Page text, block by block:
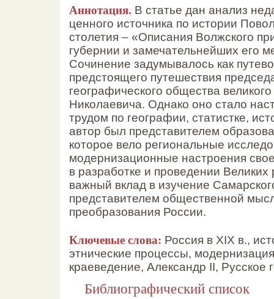
Аннотация. В статье дан анализ
ценного источника по истории
столетия – «Описания Волжского
губернии и замечательнейших его
Сочинение задумывалось как
предстоящего путешествия
географического общества
Николаевича. Однако оно стало
трудом по географии, статистке,
автор был представителем
которое вело региональные
модернизационные настроения
в разработке и проведении
важный вклад в изучение
представителем общественной
преобразования России.
Ключевые слова: Россия в XIX в.,
этнические процессы,
краеведение, Александр II, Русское
Библиографический список